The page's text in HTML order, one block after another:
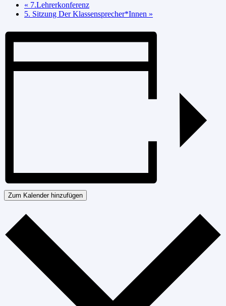
« 7.Lehrerkonferenz
5. Sitzung Der Klassensprecher*Innen »
Zum Kalender hinzufügen